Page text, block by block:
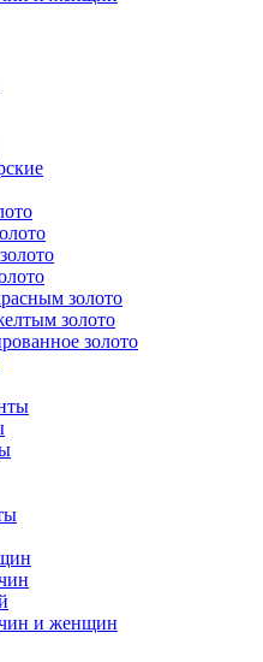
золото
золото
золото
и женщин